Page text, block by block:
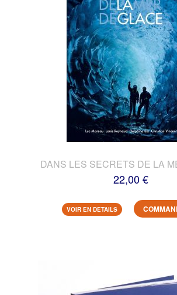
DANS LES SECRETS DE LA
22,00 €
VOIR EN DETAILS